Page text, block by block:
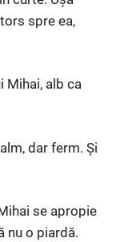
spre ea,
Mihai, alb ca
dar ferm. Și
se apropie
nu o piardă.